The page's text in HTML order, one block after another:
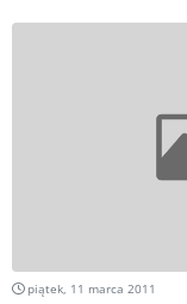
piątek, 11 marca 2011